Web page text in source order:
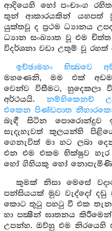
ආදියෙහි හෝ පංචාංග
තුන් ආකාරයකින් යහපත්
යුක්තවූ ද ප්‍රථම ධ්‍යානය
ධ්‍යාන සංඛ්‍යාත වූ එම
විදර්ශනා වඩා උතුම් වූ
ඉච්ඡාමහං භික්‍ඛවෙ
මහණෙනි, මම එක්
වෙන්ව විසීමට, හුදෙකලා
අර්ථයයි. නම්හිකෙනච්
එකෙන පිණ්ඩපාත
බැඳී සිටින පොරොන්දුව
සැදැහැවත් කුලයන්හි
ගෙනැවිත් මා හට ලබා
එන එම එකම භික්ෂුව
හෝ ගිහියකු හෝ
කුමක් නිසා මෙසේ
පන්සියයක් මුව වැද්දෝ දඩු
කොට තුටු පහටු වී එක
හා පක්‍ෂීන් ඝාතනය
උපන්හ. ඔව්හු එම නිරයෙහි